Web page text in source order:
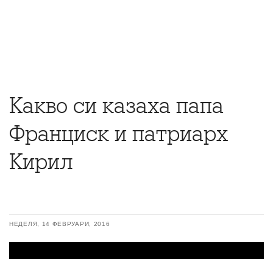
Какво си казаха папа
Франциск и патриарх
Кирил
НЕДЕЛЯ, 14 ФЕВРУАРИ, 2016